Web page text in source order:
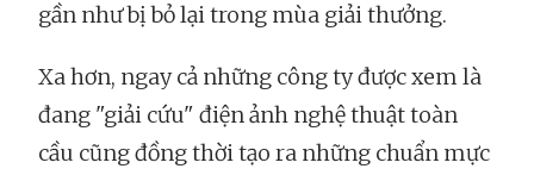
gần như bị bỏ lại trong mùa giải thưởng.
Xa hơn, ngay cả những công ty được xem là
đang "giải cứu" điện ảnh nghệ thuật toàn
cầu cũng đồng thời tạo ra những chuẩn mực